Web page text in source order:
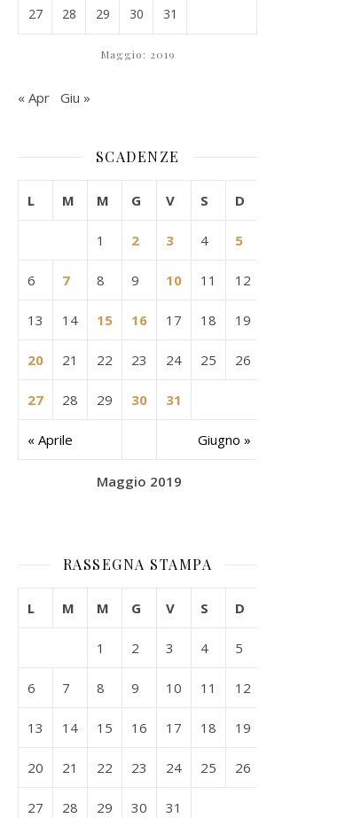
Maggio: 2019
27 28 29 30 31
« Apr Giu »
SCADENZE
Maggio 2019
L M M G V S D
« Aprile Giugno »
1 2 3 4 5
6 7 8 9 10 11 12
13 14 15 16 17 18 19
20 21 22 23 24 25 26
27 28 29 30 31
RASSEGNA STAMPA
L M M G V S D
1 2 3 4 5
6 7 8 9 10 11 12
13 14 15 16 17 18 19
20 21 22 23 24 25 26
27 28 29 30 31